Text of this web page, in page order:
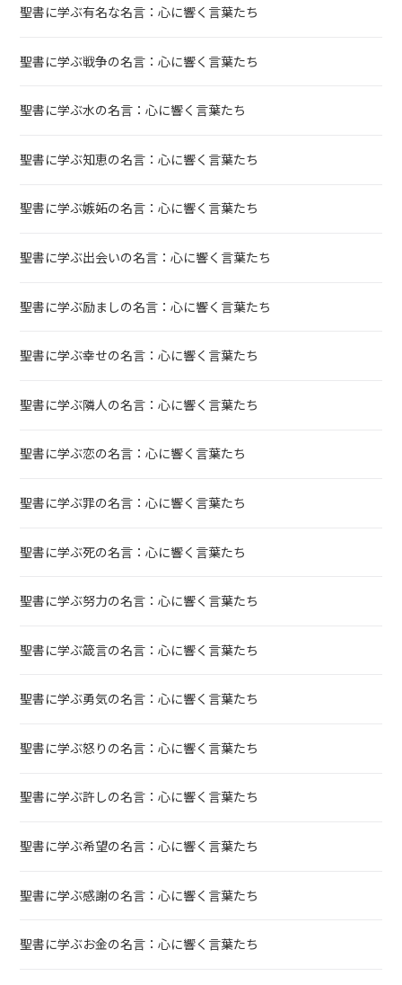
聖書に学ぶ有名な名言：心に響く言葉たち
聖書に学ぶ戦争の名言：心に響く言葉たち
聖書に学ぶ水の名言：心に響く言葉たち
聖書に学ぶ知恵の名言：心に響く言葉たち
聖書に学ぶ嫉妬の名言：心に響く言葉たち
聖書に学ぶ出会いの名言：心に響く言葉たち
聖書に学ぶ励ましの名言：心に響く言葉たち
聖書に学ぶ幸せの名言：心に響く言葉たち
聖書に学ぶ隣人の名言：心に響く言葉たち
聖書に学ぶ恋の名言：心に響く言葉たち
聖書に学ぶ罪の名言：心に響く言葉たち
聖書に学ぶ死の名言：心に響く言葉たち
聖書に学ぶ努力の名言：心に響く言葉たち
聖書に学ぶ箴言の名言：心に響く言葉たち
聖書に学ぶ勇気の名言：心に響く言葉たち
聖書に学ぶ怒りの名言：心に響く言葉たち
聖書に学ぶ許しの名言：心に響く言葉たち
聖書に学ぶ希望の名言：心に響く言葉たち
聖書に学ぶ感謝の名言：心に響く言葉たち
聖書に学ぶお金の名言：心に響く言葉たち